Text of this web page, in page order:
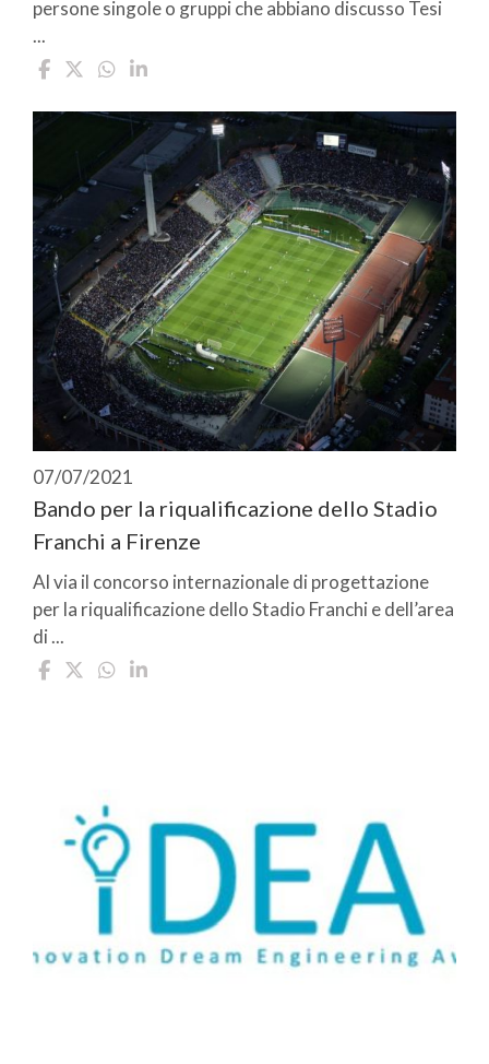
persone singole o gruppi che abbiano discusso Tesi
...
07/07/2021
Bando per la riqualificazione dello Stadio
Franchi a Firenze
Al via il concorso internazionale di progettazione
per la riqualificazione dello Stadio Franchi e dell’area
di ...